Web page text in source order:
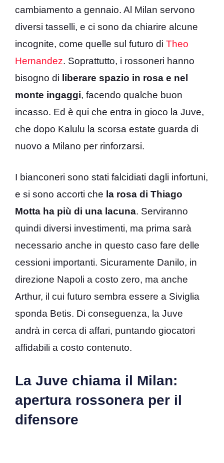
cambiamento a gennaio. Al Milan servono
diversi tasselli, e ci sono da chiarire alcune
incognite, come quelle sul futuro di Theo
Hernandez. Soprattutto, i rossoneri hanno
bisogno di liberare spazio in rosa e nel
monte ingaggi, facendo qualche buon
incasso. Ed è qui che entra in gioco la Juve,
che dopo Kalulu la scorsa estate guarda di
nuovo a Milano per rinforzarsi.
I bianconeri sono stati falcidiati dagli infortuni,
e si sono accorti che la rosa di Thiago
Motta ha più di una lacuna. Serviranno
quindi diversi investimenti, ma prima sarà
necessario anche in questo caso fare delle
cessioni importanti. Sicuramente Danilo, in
direzione Napoli a costo zero, ma anche
Arthur, il cui futuro sembra essere a Siviglia
sponda Betis. Di conseguenza, la Juve
andrà in cerca di affari, puntando giocatori
affidabili a costo contenuto.
La Juve chiama il Milan:
apertura rossonera per il
difensore